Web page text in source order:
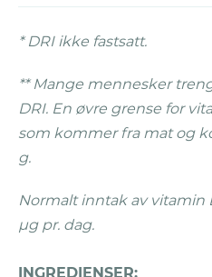
blisterpakninger
pluss ubrukte
Send pakken til
Postboks U248, SE-
Sverige (Sverige,
Vitaliv vil innen 10
* DRI ikke fastsatt.
** Mange mennesker
DRI. En øvre grense for
som kommer fra mat og
g.
Normalt inntak av vitamin
µg pr. dag.
INGREDIENSER: